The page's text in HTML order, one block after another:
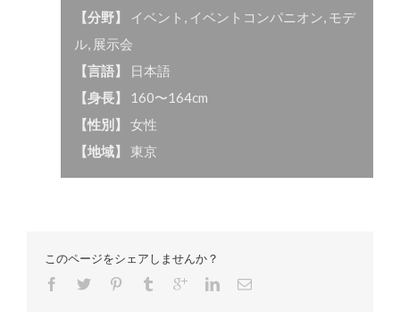
【分野】 イベント , イベントコンパニオン, モデ
ル, 展示会
【言語】
日本語
【身長】
160〜164cm
【性別】 女性
【地域】 東京
このページをシェアしませんか？